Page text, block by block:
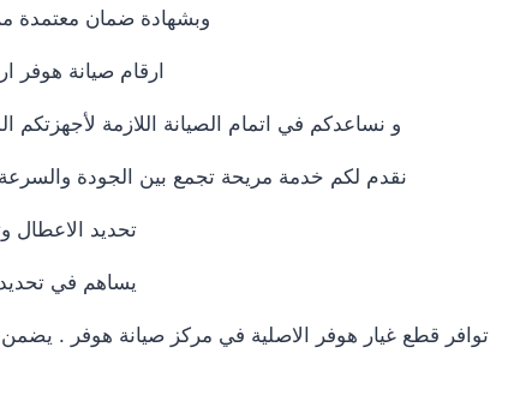
وبشهادة ضمان معتمدة
ارقام صيانة هوفر
و نساعدكم في اتمام الصيانة اللازمة لأجهزتكم
نقدم لكم خدمة مريحة تجمع بين الجودة
تحديد الاعطال
يساهم في تحديد
توافر قطع غيار هوفر الاصلية في مركز صيانة هوفر . يضمن